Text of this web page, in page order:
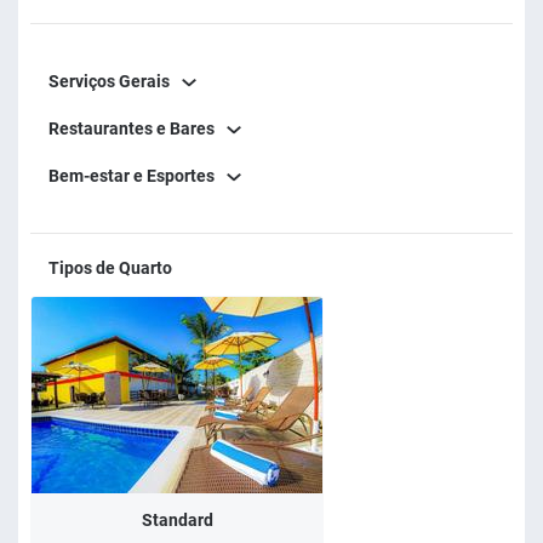
Serviços Gerais
Restaurantes e Bares
Bem-estar e Esportes
Tipos de Quarto
Standard